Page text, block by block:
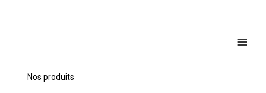
≡
Nos produits